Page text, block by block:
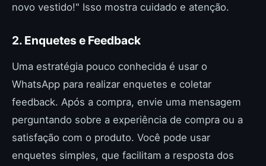
novo vestido!" Isso mostra cuidado e atenção.
2. Enquetes e Feedback
Uma estratégia pouco conhecida é usar o
WhatsApp para realizar enquetes e coletar
feedback. Após a compra, envie uma mensagem
perguntando sobre a experiência de compra ou a
satisfação com o produto. Você pode usar
enquetes simples, que facilitam a resposta dos